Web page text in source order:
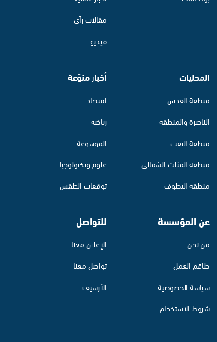
مقالات رأي
فيديو
المحليات
منطقة القدس
الناصرة والمنطقة
منطقة النقب
منطقة المثلث الشمالي
منطقة البطوف
أخبار منوّعة
اقتصاد
رياضة
الموسوعة
علوم وتكنولوجيا
توقعات الطقس
عن المؤسسة
من نحن
طاقم العمل
سياسة الخصوصية
شروط الاستخدام
للتواصل
الإعلان معنا
تواصل معنا
الأرشيف